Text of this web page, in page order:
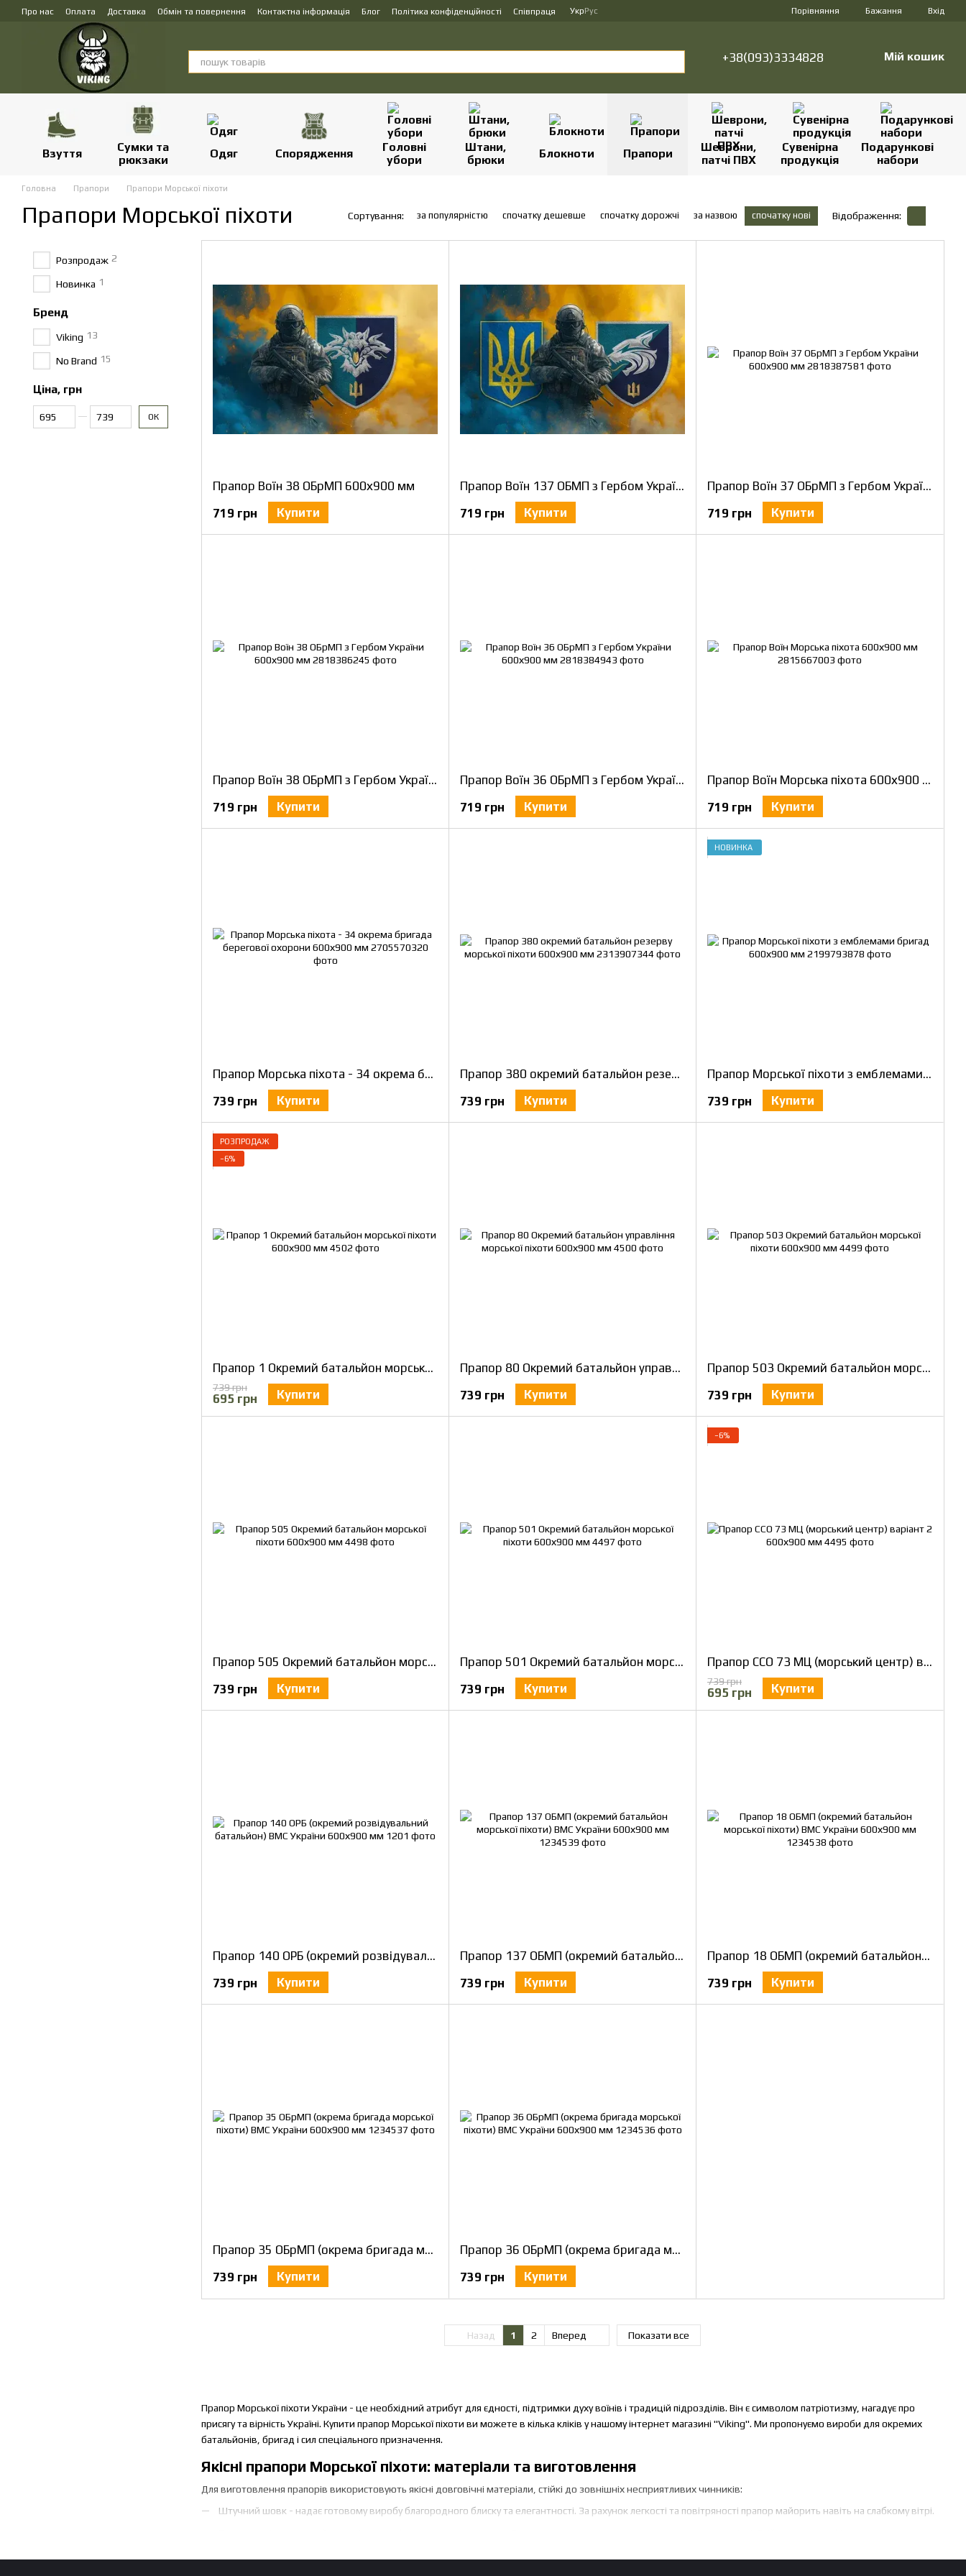
Перейти до основного контенту
Про нас Оплата Доставка Обмін та повернення Контактна інформація Блог Політика конфіденційності Співпраця УкрРус Порівняння Бажання Вхід
+38(093)3334828 Мій кошик
Взуття
Сумки та
рюкзаки
Одяг Спорядження
Головні
убори
Штани,
брюки
Блокноти Прапори
Шеврони,
патчі ПВХ
Сувенірна
продукція
Подарункові
набори
Головна Прапори Прапори Морської піхоти
Прапори Морської піхоти Сортування: за популярністю спочатку дешевше спочатку дорожчі за назвою спочатку нові Відображення:
Прапор Морської піхоти України - це необхідний атрибут для єдності, підтримки духу воїнів і традицій підрозділів. Він є символом патріотизму, нагадує про
присягу та вірність Україні. Купити прапор Морської піхоти ви можете в кілька кліків у нашому інтернет магазині "Viking". Ми пропонуємо вироби для окремих
батальйонів, бригад і сил спеціального призначення.
Якісні прапори Морської піхоти: матеріали та виготовлення
Для виготовлення прапорів використовують якісні довговічні матеріали, стійкі до зовнішніх несприятливих чинників:
Штучний шовк - надає готовому виробу благородного блиску та елегантності. За рахунок легкості та повітряності прапор майорить навіть на слабкому вітрі.
Прапор Воїн 38 ОБрМП 600х900 мм
719 грн
Купити
Прапор Воїн 137 ОБМП з Гербом України 600х900 мм
719 грн
Купити
Прапор Воїн 37 ОБрМП з Гербом України 600х900 мм
719 грн
Купити
Прапор Воїн 38 ОБрМП з Гербом України 600х900 мм
719 грн
Купити
Прапор Воїн 36 ОБрМП з Гербом України 600х900 мм
719 грн
Купити
Прапор Воїн Морська піхота 600х900 мм
719 грн
Купити
Прапор Морська піхота - 34 окрема бригада берегової охорони 600х900 мм
739 грн
Купити
Прапор 380 окремий батальйон резерву морської піхоти 600х900 мм
739 грн
Купити
НОВИНКА
Прапор Морської піхоти з емблемами бригад 600х900 мм
739 грн
Купити
РОЗПРОДАЖ
−6%
Прапор 1 Окремий батальйон морської піхоти 600х900 мм
739 грн
695 грн Купити
Прапор 80 Окремий батальйон управління морської піхоти 600х900 мм
739 грн
Купити
Прапор 503 Окремий батальйон морської піхоти 600х900 мм
739 грн
Купити
Прапор 505 Окремий батальйон морської піхоти 600х900 мм
739 грн
Купити
Прапор 501 Окремий батальйон морської піхоти 600х900 мм
739 грн
Купити
−6%
Прапор ССО 73 МЦ (морський центр) варіант 2 600х900 мм
739 грн
695 грн Купити
Прапор 140 ОРБ (окремий розвідувальний батальйон) ВМС України 600х900 мм
739 грн
Купити
Прапор 137 ОБМП (окремий батальйон морської піхоти) ВМС України 600х900 мм
739 грн
Купити
Прапор 18 ОБМП (окремий батальйон морської піхоти) ВМС України 600х900 мм
739 грн
Купити
Прапор 35 ОБрМП (окрема бригада морської піхоти) ВМС України 600х900 мм
739 грн
Купити
Прапор 36 ОБрМП (окрема бригада морської піхоти) ВМС України 600х900 мм
739 грн
Купити
Назад 1 2 Вперед Показати все
Розпродаж 2
Новинка 1
Бренд
Viking 13
No Brand 15
Ціна, грн
ОК